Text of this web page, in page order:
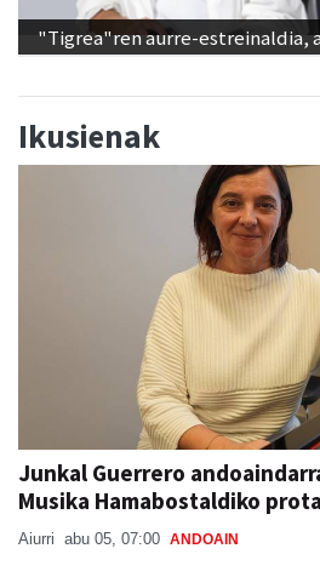
"Tigrea"ren aurre-estreinaldia,
Ikusienak
Junkal Guerrero
Musika Hamabostaldiko
Aiurri abu 05, 07:00 ANDOAIN